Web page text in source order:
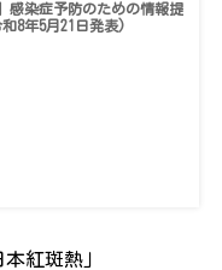
感染症予防のための情報提
8年5月21日発表)
紅斑熱」